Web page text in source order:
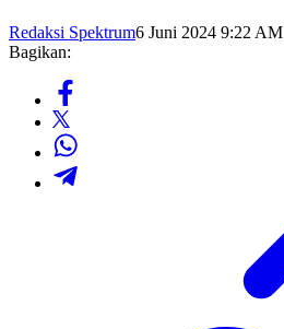
Redaksi Spektrum6 Juni 2024 9:22 AM
Bagikan: